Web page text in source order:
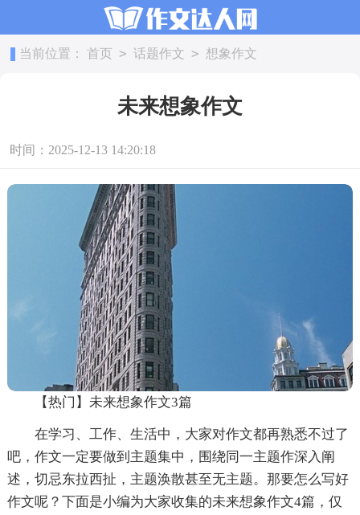
当前位置： 首页 > 话题作文 > 想象作文
未来想象作文
时间：2025-12-13 14:20:18
【热门】未来想象作文3篇
在学习、工作、生活中，大家对作文都再熟悉不过了
吧，作文一定要做到主题集中，围绕同一主题作深入阐
述，切忌东拉西扯，主题涣散甚至无主题。那要怎么写好
作文呢？下面是小编为大家收集的未来想象作文4篇，仅